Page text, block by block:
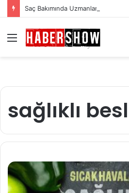
Saç Bakımında Uzmanlardan Gelen
Menü
sağlıklı